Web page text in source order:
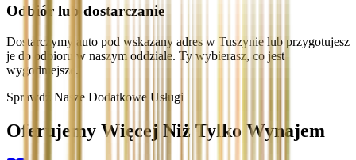
Odbiór lub dostarczanie
Dostarczymy auto pod wskazany adres w Tuszynie lub przygotujesz
je do odbioru w naszym oddziale. Ty wybierasz, co jest
wygodniejsze.
Sprawdź Nasze Dodatkowe Usługi
Oferujemy Więcej Niż Tylko Wynajem